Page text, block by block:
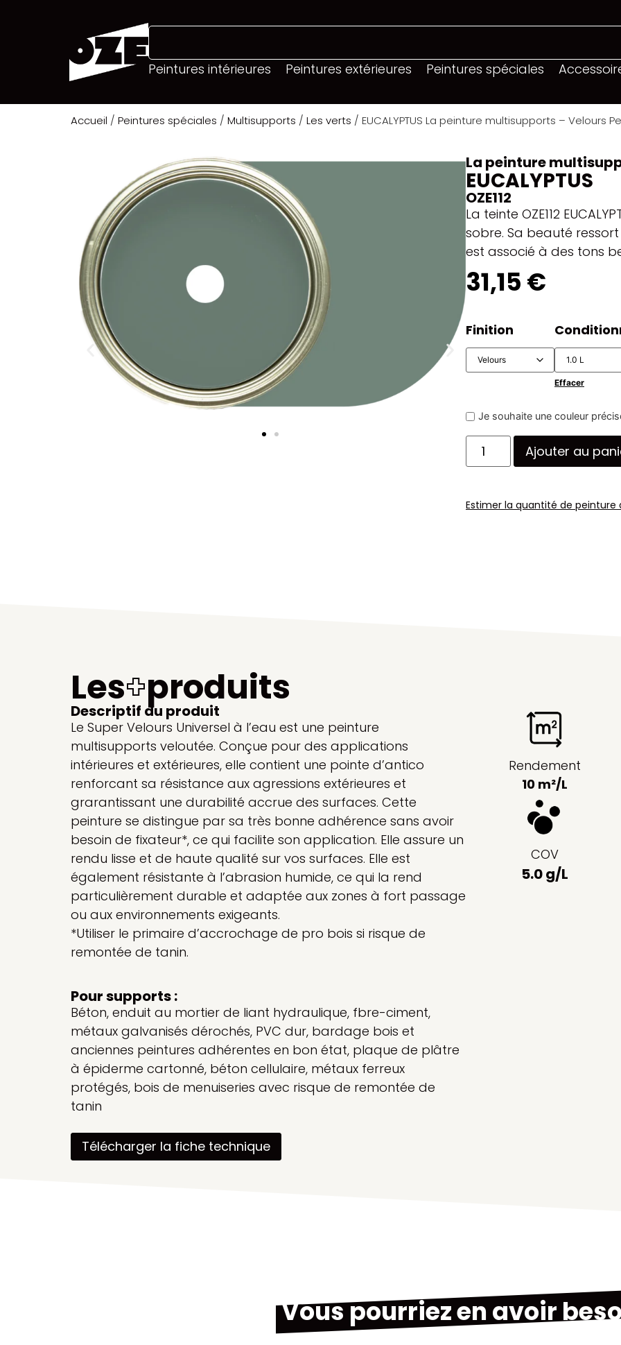
Peintures intérieures Peintures extérieures Peintures spéciales
Accueil / Peintures spéciales / Multisupports / Les verts / EUCALYPTUS La peinture multisupports – Velours
La peinture
EUCALYPTUS
OZE112
La teinte OZE112
sobre. Sa beauté
est associé à des tons
31,15 €
Finition
Effacer
Je souhaite une couleur
Ajouter au
Estimer la quantité de peinture
Les+produits
Descriptif du produit
Le Super Velours Universel à l’eau est une peinture
multisupports veloutée. Conçue pour des applications
intérieures et extérieures, elle contient une pointe d’antico
renforcant sa résistance aux agressions extérieures et
grarantissant une durabilité accrue des surfaces. Cette
peinture se distingue par sa très bonne adhérence sans avoir
besoin de fixateur*, ce qui facilite son application. Elle assure un
rendu lisse et de haute qualité sur vos surfaces. Elle est
également résistante à l’abrasion humide, ce qui la rend
particulièrement durable et adaptée aux zones à fort passage
ou aux environnements exigeants.
*Utiliser le primaire d’accrochage de pro bois si risque de
remontée de tanin.
Pour supports :
Béton, enduit au mortier de liant hydraulique, fbre-ciment,
métaux galvanisés dérochés, PVC dur, bardage bois et
anciennes peintures adhérentes en bon état, plaque de plâtre
à épiderme cartonné, béton cellulaire, métaux ferreux
protégés, bois de menuiseries avec risque de remontée de
tanin
Télécharger la fiche technique
Rendement
10 m²/L
COV
5.0 g/L
Vous pourriez en avoir